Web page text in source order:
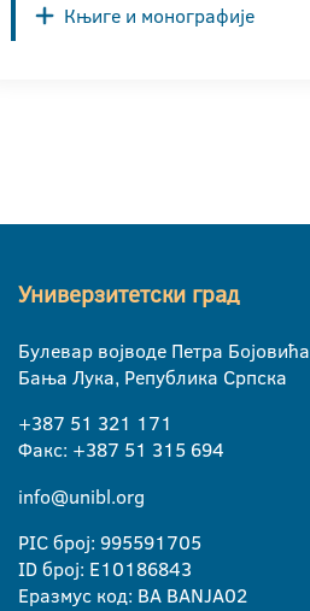
Књиге и монографије
Универзитетски град
Булевар војводе Петра Бојовића
Бања Лука, Република Српска
+387 51 321 171
Факс: +387 51 315 694
info@unibl.org
PIC број: 995591705
ID број: E10186843
Еразмус код: BA BANJA02